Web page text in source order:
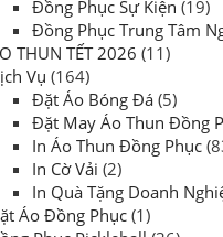
Đồng Phục Sự Kiện (19)
Đồng Phục Trung Tâm
THUN TẾT 2026 (11)
Vụ (164)
Đặt Áo Bóng Đá (5)
Đặt May Áo Thun Đồng
In Áo Thun Đồng Phục
In Cờ Vải (2)
In Quà Tặng Doanh
Áo Đồng Phục (1)